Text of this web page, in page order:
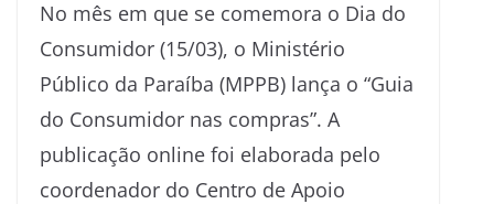
No mês em que se comemora o Dia do
Consumidor (15/03), o Ministério
Público da Paraíba (MPPB) lança o “Guia
do Consumidor nas compras”. A
publicação online foi elaborada pelo
coordenador do Centro de Apoio